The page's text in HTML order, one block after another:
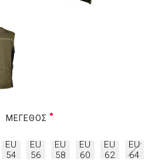
ΜΈΓΕΘΟΣ
EU
54
EU
56
EU
58
EU
60
EU
62
EU
64